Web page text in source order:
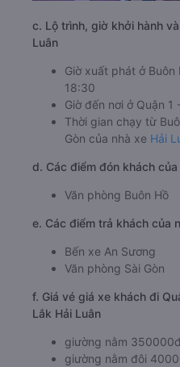
c. Lộ trình, giờ khởi hành
Luân
Giờ xuất phát ở Buôn
18:30
Giờ đến nơi ở Quận
Thời gian chạy từ
Gòn của nhà xe Hải
d. Các điểm đón khách
Văn phòng Buôn Hồ
e. Các điểm trả khách của
Bến xe An Sương
Văn phòng Sài Gòn
f. Giá vé giá xe khách đi
Lắk Hải Luân
giường nằm
giường nằm đôi